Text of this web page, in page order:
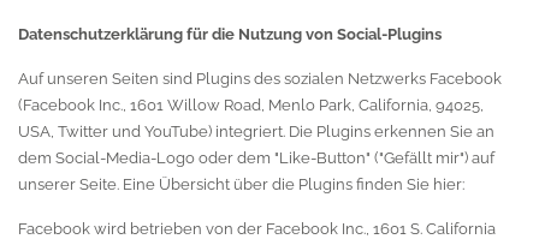
Datenschutzerklärung für die Nutzung von Social-Plugins
Auf unseren Seiten sind Plugins des sozialen Netzwerks Facebook
(Facebook Inc., 1601 Willow Road, Menlo Park, California, 94025,
USA, Twitter und YouTube) integriert. Die Plugins erkennen Sie an
dem Social-Media-Logo oder dem "Like-Button" ("Gefällt mir") auf
unserer Seite. Eine Übersicht über die Plugins finden Sie hier:
Facebook wird betrieben von der Facebook Inc., 1601 S. California